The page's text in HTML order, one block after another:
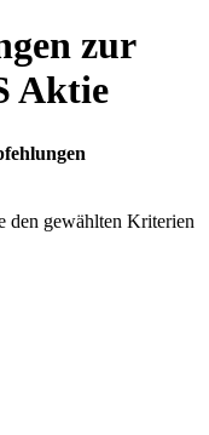
zur
Aktie
den gewählten Kriterien